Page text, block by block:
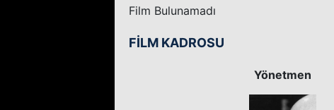
Film Bulunamadı
FİLM KADROSU
Yönetmen